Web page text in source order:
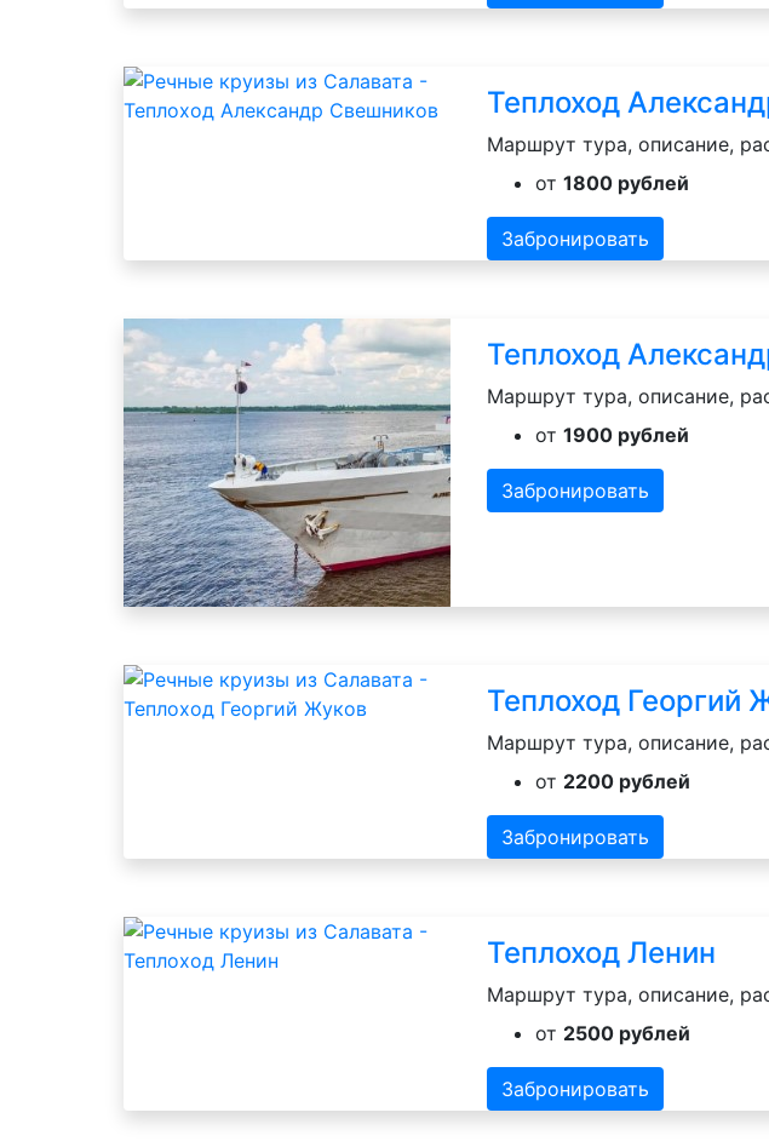
Теплоход
Маршрут тура, описание,
от 1800 рублей
Забронировать
Теплоход
Маршрут тура, описание,
от 1900 рублей
Забронировать
Теплоход Георгий
Маршрут тура, описание,
от 2200 рублей
Забронировать
Теплоход Ленин
Маршрут тура, описание,
от 2500 рублей
Забронировать